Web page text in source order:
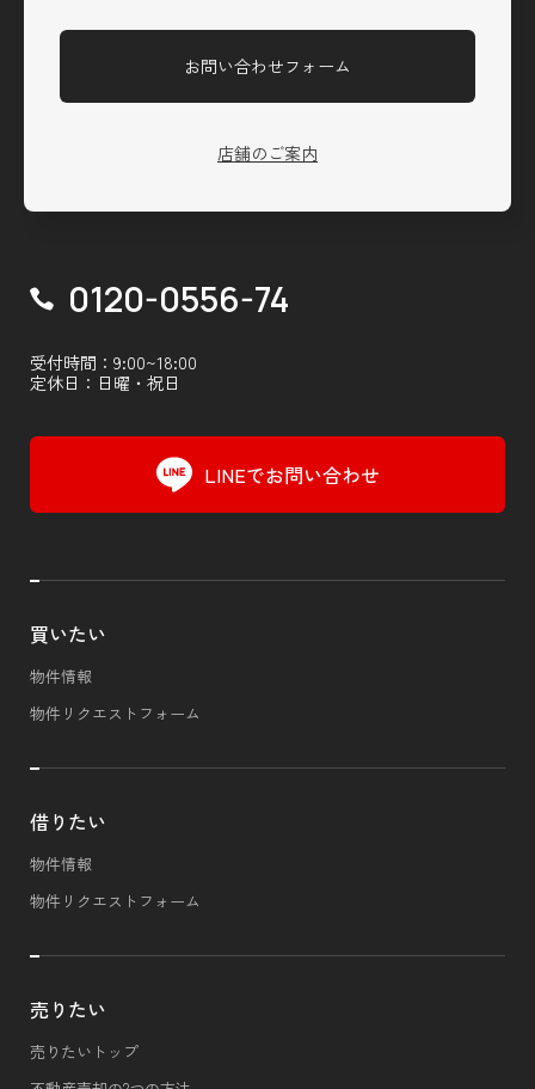
お問い合わせフォーム
店舗のご案内
0120-0556-74
受付時間：9:00~18:00
定休日：日曜・祝日
LINEでお問い合わせ
買いたい
物件情報
物件リクエストフォーム
借りたい
物件情報
物件リクエストフォーム
売りたい
売りたいトップ